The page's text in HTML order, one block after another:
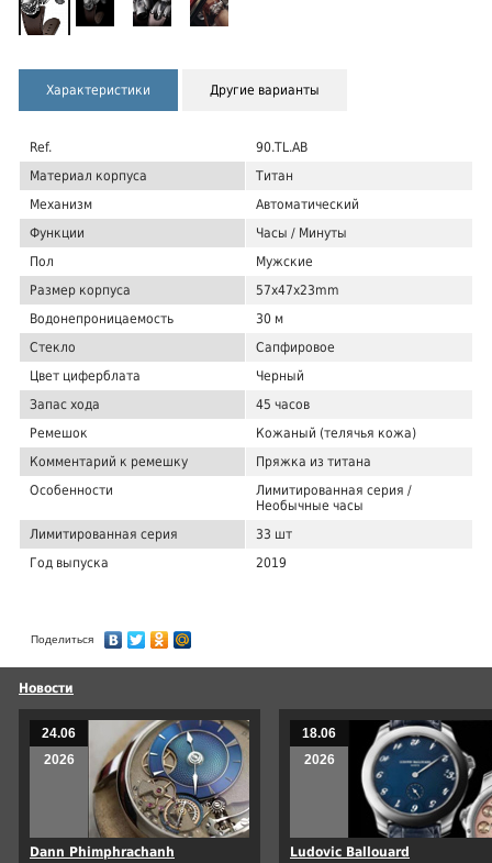
Характеристики Другие варианты
Ref.
90.TL.AB
Материал корпуса
Титан
Механизм
Автоматический
Функции
Часы / Минуты
Пол
Мужские
Размер корпуса
57x47x23mm
Водонепроницаемость
30 м
Стекло
Сапфировое
Цвет циферблата
Черный
Запас хода
45 часов
Ремешок
Кожаный (телячья кожа)
Комментарий к ремешку
Пряжка из титана
Особенности
Лимитированная серия /
Необычные часы
Лимитированная серия
33 шт
Год выпуска
2019
Поделиться
Новости
24.06
2026
Dann Phimphrachanh
18.06
2026
Ludovic Ballouard